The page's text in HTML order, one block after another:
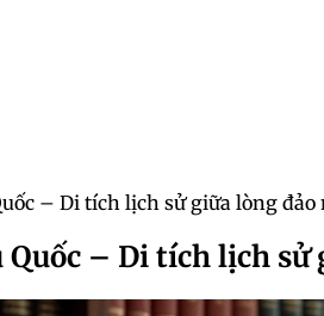
– Di tích lịch sử giữa lòng đảo
– Di tích lịch sử